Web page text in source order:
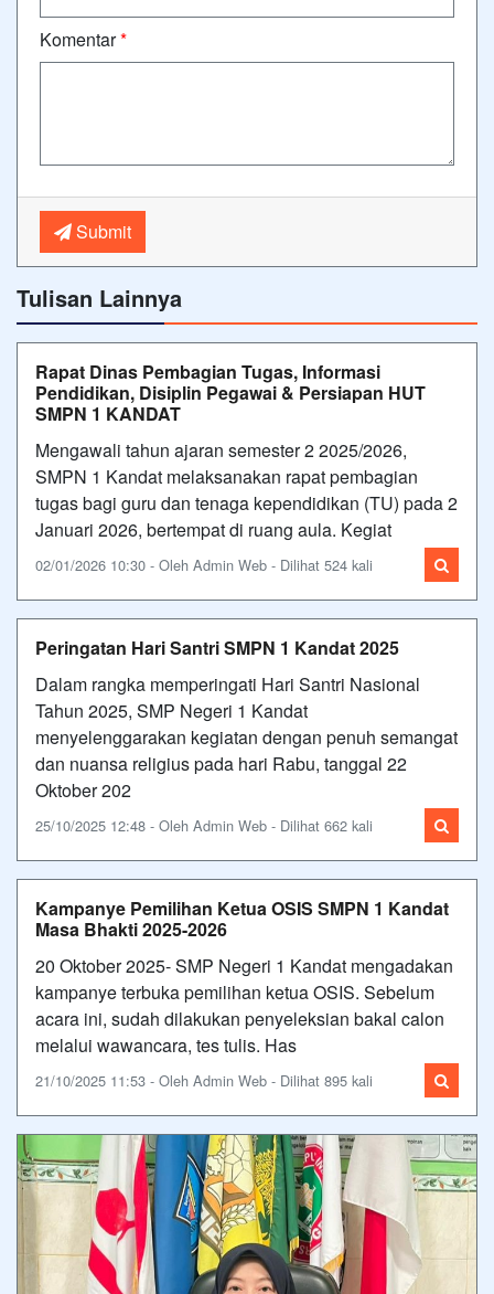
Komentar*
Submit
Tulisan Lainnya
Rapat Dinas Pembagian Tugas, Informasi
Pendidikan, Disiplin Pegawai & Persiapan HUT
SMPN 1 KANDAT
Mengawali tahun ajaran semester 2 2025/2026,
SMPN 1 Kandat melaksanakan rapat pembagian
tugas bagi guru dan tenaga kependidikan (TU) pada 2
Januari 2026, bertempat di ruang aula. Kegiat
02/01/2026 10:30 - Oleh Admin Web - Dilihat 524 kali
Peringatan Hari Santri SMPN 1 Kandat 2025
Dalam rangka memperingati Hari Santri Nasional
Tahun 2025, SMP Negeri 1 Kandat
menyelenggarakan kegiatan dengan penuh semangat
dan nuansa religius pada hari Rabu, tanggal 22
Oktober 202
25/10/2025 12:48 - Oleh Admin Web - Dilihat 662 kali
Kampanye Pemilihan Ketua OSIS SMPN 1 Kandat
Masa Bhakti 2025-2026
20 Oktober 2025- SMP Negeri 1 Kandat mengadakan
kampanye terbuka pemilihan ketua OSIS. Sebelum
acara ini, sudah dilakukan penyeleksian bakal calon
melalui wawancara, tes tulis. Has
21/10/2025 11:53 - Oleh Admin Web - Dilihat 895 kali